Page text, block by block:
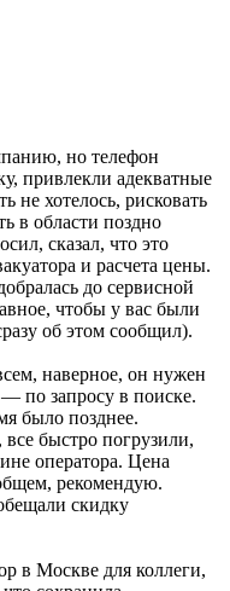
но телефон
привлекли адекватные
не хотелось, рисковать
в области поздно
сказал, что это
и расчета цены.
до сервисной
чтобы у вас были
об этом сообщил).
наверное, он нужен
по запросу в поиске.
было позднее.
быстро погрузили,
оператора. Цена
рекомендую.
скидку
в Москве для коллеги,